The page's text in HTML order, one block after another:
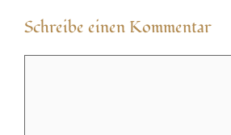
Schreibe einen Kommentar